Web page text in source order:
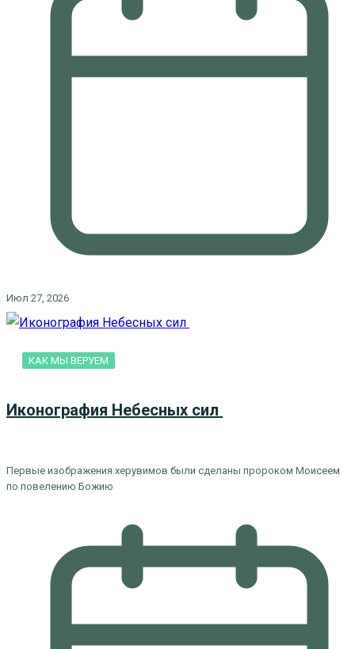
Июл 27, 2026
КАК МЫ ВЕРУЕМ
Иконография Небесных сил
Первые изображения херувимов были сделаны пророком Моисеем
по повелению Божию